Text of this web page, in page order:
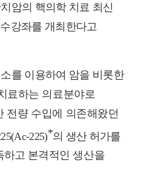
암의 핵의학 치료 최신
강좌를 개최한다고
를 이용하여 암을 비롯한
료하는 의료분야로
전량 수입에 의존해왔던
225)*의 생산 허가를
하고 본격적인 생산을